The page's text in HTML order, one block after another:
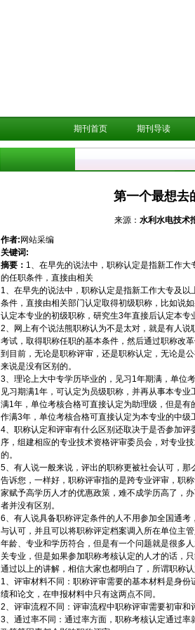
期刊首页 期刊导读
第一个最想去
来源： 水利水电技术
作者: 网站采编
关键词:
摘要： 1、在早先的说法中，职称认定是指新工作
的任职条件，直接由相关
1、在早先的说法中，职称认定是指新工作大专及
条件，直接由相关部门认定取得初级职称，比如说
认定本专业的初级职称，研究生3年直接后认定本专
2、网上有个说法熊职称认为不是太对，就是有人
考试，取得职称任职的基本条件，然后通过职称改
到目前，无论是职称评审，还是职称认定，无论是
来说是没有区别的。
3、理论上大中专学历毕业的，见习1年期满，单位
见习期满1年，可认定为员级职称，并再从事本专
满1年，单位考核合格可直接认定为助理级，但是
作满3年，单位考核合格可直接认定为本专业的中级
4、职称认定和评审有什么区别还取决于是否参加
序，组建相应的专业技术资格评审委员会，对专业
的。
5、有人说一般来说，评出的职称更被社会认可，那
告诉您，一样好，职称评审指的是跨专业评审，职
家赋予高学历人才的优惠政策，难不成学历高了，
者并没有区别。
6、有人说具备职称评定条件的人不用参加全国通
与认可，并且可以将职称评定档案调入所在单位主
年龄、专业和学历符合，但是有一个问题就是很多
关专业，但是如果参加职称考核认定的人才的话，只
通过以上的讲解，相信大家也都明白了，所谓职称
1、评审材料不同：职称评审需要的基本材料是身
绩和论文，在申报材料中只有这两点不同。
2、评审流程不同：评审流程中职称评审需要初审和
3、通过率不同：通过率方面，职称考核认定通过